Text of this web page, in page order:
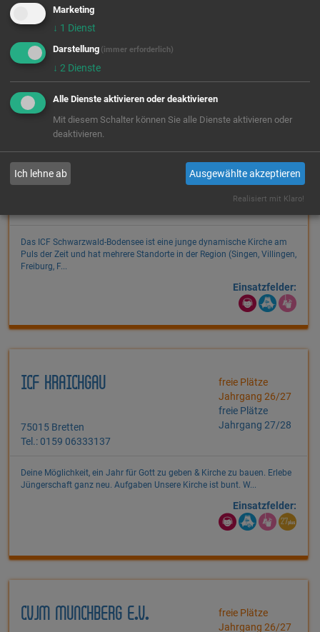
Puls der Zeit und hat mehrere Standorte in der Region (Singen, Villingen,
Freiburg, F...
ICF SCHWARZWALD-BODENSEE
E.V. - STANDORT: ICF
FRIEDRICHSHAFEN
freie Plätze
Jahrgang 27/28
Das ICF Schwarzwald-Bodensee ist eine junge dynamische Kirche am
Puls der Zeit und hat mehrere Standorte in der Region (Singen, Villingen,
Freiburg, F...
Einsatzfelder:
ICF KRAICHGAU
75015 Bretten
Tel.: 0159 06333137
freie Plätze
Jahrgang 26/27
freie Plätze
Jahrgang 27/28
Deine Möglichkeit, ein Jahr für Gott zu geben & Kirche zu bauen. Erlebe
Jüngerschaft ganz neu. Aufgaben Unsere Kirche ist bunt. W...
Einsatzfelder:
CVJM MÜNCHBERG E.V.
freie Plätze
Jahrgang 26/27
Marketing
↓ 1 Dienst
Darstellung (immer erforderlich)
↓ 2 Dienste
Alle Dienste aktivieren oder deaktivieren
Mit diesem Schalter können Sie alle Dienste aktivieren oder
deaktivieren.
Ich lehne ab Ausgewählte akzeptieren
Realisiert mit Klaro!